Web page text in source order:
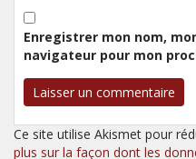
Enregistrer mon nom,
navigateur pour mon
Ce site utilise Akismet pour
plus sur la façon dont les